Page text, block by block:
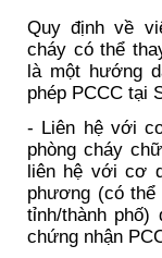
Quy định về
cháy có thể
là một hướng
phép PCCC tại
- Liên hệ với
phòng cháy
liên hệ với cơ
phương (có
tỉnh/thành
chứng nhận